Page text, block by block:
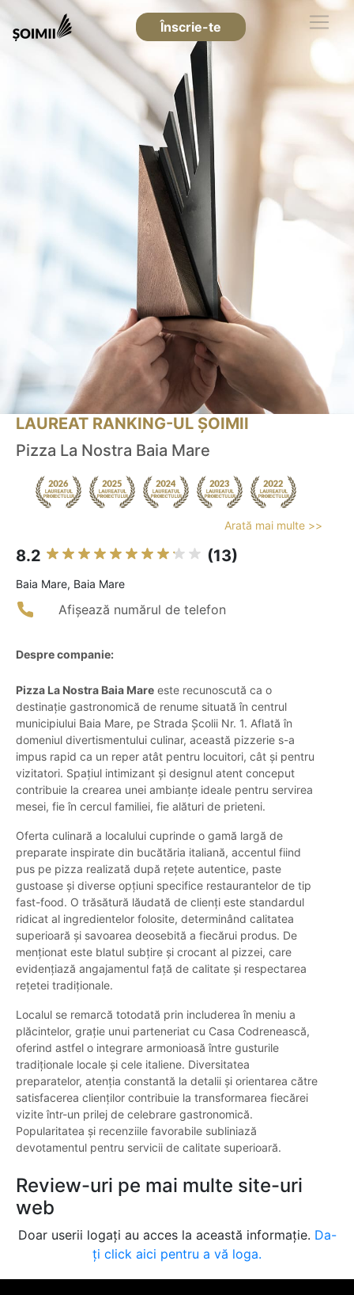
Înscrie-te
LAUREAT RANKING-UL ȘOIMII
Pizza La Nostra Baia Mare
Arată mai multe >>
8.2 (13)
Baia Mare, Baia Mare
Afișează numărul de telefon
Despre companie:
Pizza La Nostra Baia Mare este recunoscută ca o
destinație gastronomică de renume situată în centrul
municipiului Baia Mare, pe Strada Școlii Nr. 1. Aflată în
domeniul divertismentului culinar, această pizzerie s-a
impus rapid ca un reper atât pentru locuitori, cât și pentru
vizitatori. Spațiul intimizant și designul atent conceput
contribuie la crearea unei ambianțe ideale pentru servirea
mesei, fie în cercul familiei, fie alături de prieteni.
Oferta culinară a localului cuprinde o gamă largă de
preparate inspirate din bucătăria italiană, accentul fiind
pus pe pizza realizată după rețete autentice, paste
gustoase și diverse opțiuni specifice restaurantelor de tip
fast-food. O trăsătură lăudată de clienți este standardul
ridicat al ingredientelor folosite, determinând calitatea
superioară și savoarea deosebită a fiecărui produs. De
menționat este blatul subțire și crocant al pizzei, care
evidențiază angajamentul față de calitate și respectarea
rețetei tradiționale.
Localul se remarcă totodată prin includerea în meniu a
plăcintelor, grație unui parteneriat cu Casa Codrenească,
oferind astfel o integrare armonioasă între gusturile
tradiționale locale și cele italiene. Diversitatea
preparatelor, atenția constantă la detalii și orientarea către
satisfacerea clienților contribuie la transformarea fiecărei
vizite într-un prilej de celebrare gastronomică.
Popularitatea și recenziile favorabile subliniază
devotamentul pentru servicii de calitate superioară.
Review-uri pe mai multe site-uri
web
Doar userii logați au acces la această informație. Da-
ți click aici pentru a vă loga.